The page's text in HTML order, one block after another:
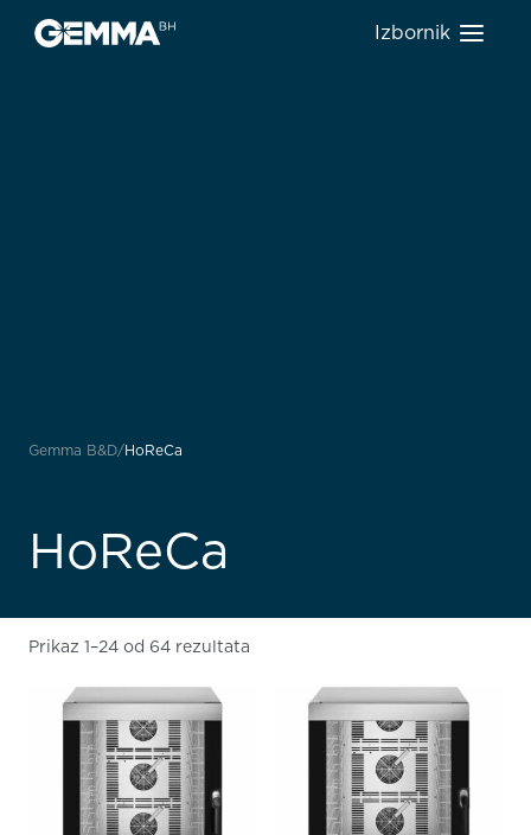
Izbornik
Gemma B&D HoReCa
HoReCa
Prikaz 1–24 od 64 rezultata